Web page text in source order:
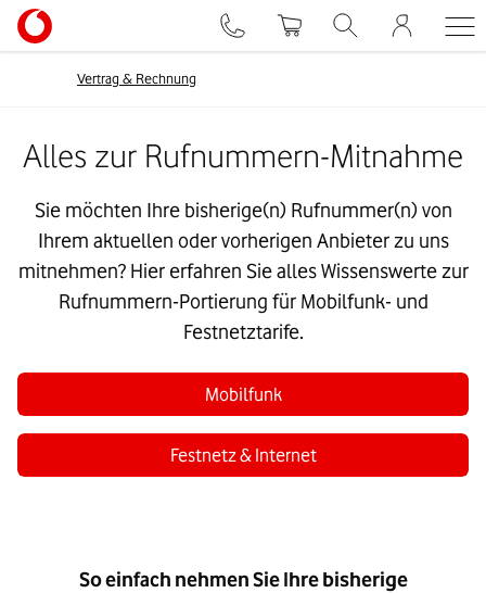
Vertrag & Rechnung
Alles zur Rufnummern-Mitnahme
Sie möchten Ihre bisherige(n) Rufnummer(n) von
Ihrem aktuellen oder vorherigen Anbieter zu uns
mitnehmen? Hier erfahren Sie alles Wissenswerte zur
Rufnummern-Portierung für Mobilfunk- und
Festnetztarife.
Mobilfunk
Festnetz & Internet
So einfach nehmen Sie Ihre bisherige